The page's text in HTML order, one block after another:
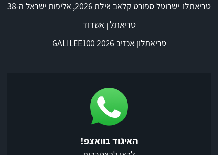
טריאתלון ישרוטל ספורט קלאב אילת 2026, אליפות ישראל ה-38
טריאתלון אשדוד
טריאתלון אכזיב 2026 GALILEE100
האיגוד בוואצפ!